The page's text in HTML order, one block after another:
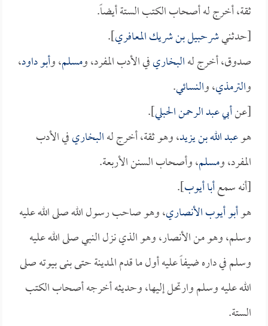
ثقة، أخرج له أصحاب الكتب الستة أيضاً.
[حدثنيشرحبيل بن شريك المعافري].
صدوق، أخرج لهالبخاريفي الأدب المفرد، ومسلم، وأبو داود،
والترمذي، والنسائي.
[عنأبي عبد الرحمن الحبلي].
هوعبد الله بن يزيد، وهو ثقة، أخرج لهالبخاريفي الأدب
المفرد، ومسلم، وأصحاب السنن الأربعة.
[أنه سمعأبا أيوب].
هوأبو أيوب الأنصاري، وهو صاحب رسول الله صلى الله عليه
وسلم، وهو من الأنصار، وهو الذي نزل النبي صلى الله عليه
وسلم في داره ضيفاً عليه أول ما قدم المدينة حتى بنى بيوته صلى
الله عليه وسلم وارتحل إليها، وحديثه أخرجه أصحاب الكتب
الستة.